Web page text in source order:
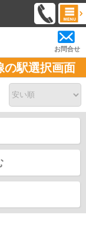
お問合せ
の駅選択画面